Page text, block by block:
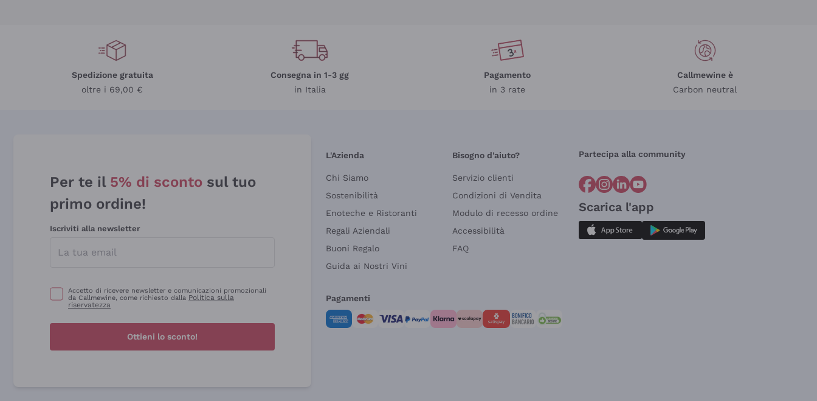
Spedizione gratuita
oltre i 69,00 €
Consegna in 1-3 gg
in Italia
Pagamento
in 3 rate
Callmewine è
Carbon neutral
Per te il 5% di sconto sul tuo
primo ordine!
Iscriviti alla newsletter
Accetto di ricevere newsletter e comunicazioni promozionali
da Callmewine, come richiesto dalla Politica sulla
riservatezza
Ottieni lo sconto!
L'Azienda
Chi Siamo
Sostenibilità
Enoteche e Ristoranti
Regali Aziendali
Buoni Regalo
Guida ai Nostri Vini
Bisogno d'aiuto?
Servizio clienti
Condizioni di Vendita
Modulo di recesso ordine
Accessibilità
FAQ
Partecipa alla community
Scarica l'app
Pagamenti